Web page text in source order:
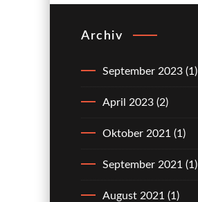
Archiv
September 2023 (1)
April 2023 (2)
Oktober 2021 (1)
September 2021 (1)
August 2021 (1)